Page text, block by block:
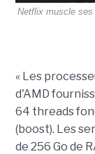
Netflix muscle
« Les
d'AMD
64 threads
(boost). Les
de 256 Go de